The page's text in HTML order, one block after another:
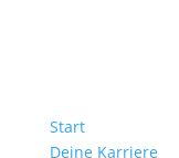
Start
Deine Karriere